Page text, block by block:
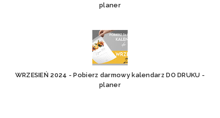
planer
WRZESIEŃ 2024 - Pobierz darmowy kalendarz DO DRUKU -
planer